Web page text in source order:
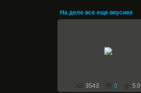
На деле все еще вкуснее
3543 0 5.0